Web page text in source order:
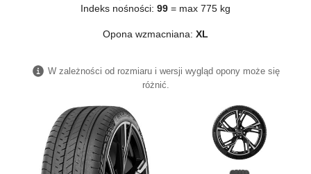
Indeks nośności: 99 = max 775 kg
Opona wzmacniana: XL
W zależności od rozmiaru i wersji wygląd opony może się
różnić.